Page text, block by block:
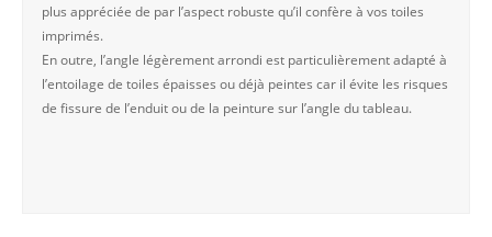
plus appréciée de par l’aspect robuste qu’il confère à vos toiles
imprimés.
En outre, l’angle légèrement arrondi est particulièrement adapté à
l’entoilage de toiles épaisses ou déjà peintes car il évite les risques
de fissure de l’enduit ou de la peinture sur l’angle du tableau.